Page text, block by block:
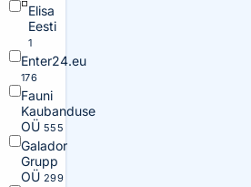
Elisa
Eesti
1
Enter24.eu
176
Fauni
Kaubanduse
OÜ 555
Galador
Grupp
OÜ 299